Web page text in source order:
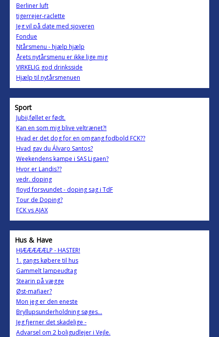
Berliner luft
tigerrejer-raclette
Jeg vil på date med sjoveren
Fondue
Ntårsmenu - hjælp hjælp
Årets nytårsmenu er ikke lige mig
VIRKELIG god drinksside
Hjælp til nytårsmenuen
Sport
Jubii,føllet er født.
Kan en som mig blive veltrænet?!
Hvad er det dog for en omgang fodbold FCK??
Hvad gav du Álvaro Santos?
Weekendens kampe i SAS Ligaen?
Hvor er Landis??
vedr. doping
floyd forsvundet - doping sag i TdF
Tour de Doping?
FCK vs AJAX
Hus & Have
HJÆÆÆÆÆLP - HASTER!
1. gangs købere til hus
Gammelt lampeudtag
Stearin på vægge
Øst-mafiaer?
Mon jeg er den eneste
Bryllupsunderholdning søges...
Jeg fjerner det skadelige -
Advarsel om 2 boligudlejer i Vejle.